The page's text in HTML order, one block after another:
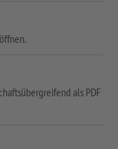
als PDF